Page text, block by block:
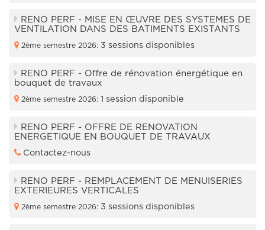
RENO PERF - MISE EN ŒUVRE DES SYSTEMES DE
VENTILATION DANS DES BATIMENTS EXISTANTS
2ème semestre 2026: 3 sessions disponibles
RENO PERF - Offre de rénovation énergétique en
bouquet de travaux
2ème semestre 2026: 1 session disponible
RENO PERF - OFFRE DE RENOVATION
ENERGETIQUE EN BOUQUET DE TRAVAUX
Contactez-nous
RENO PERF - REMPLACEMENT DE MENUISERIES
EXTERIEURES VERTICALES
2ème semestre 2026: 3 sessions disponibles